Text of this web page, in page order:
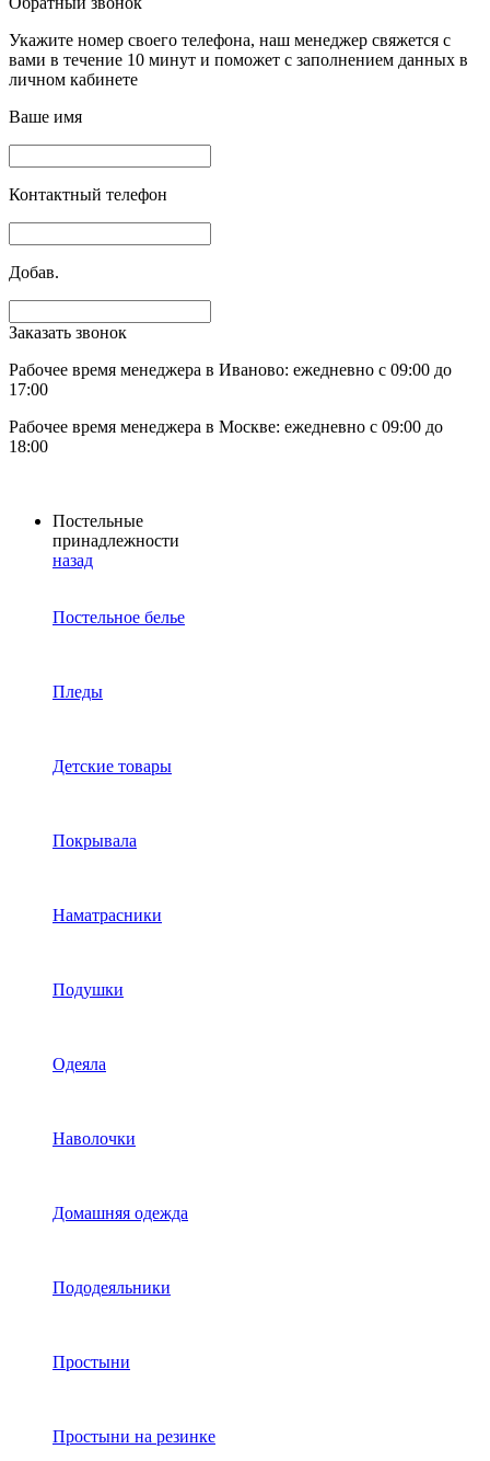
Укажите номер своего телефона, наш менеджер свяжется с
вами в течение 10 минут и поможет с заполнением данных в
личном кабинете
Ваше имя
Контактный телефон
Добав.
Заказать звонок
Рабочее время менеджера в Иваново: ежедневно с 09:00 до
17:00
Рабочее время менеджера в Москве: ежедневно с 09:00 до
18:00
Постельные
принадлежности
назад
Постельное белье
Пледы
Детские товары
Покрывала
Наматрасники
Подушки
Одеяла
Наволочки
Домашняя одежда
Пододеяльники
Простыни
Простыни на резинке